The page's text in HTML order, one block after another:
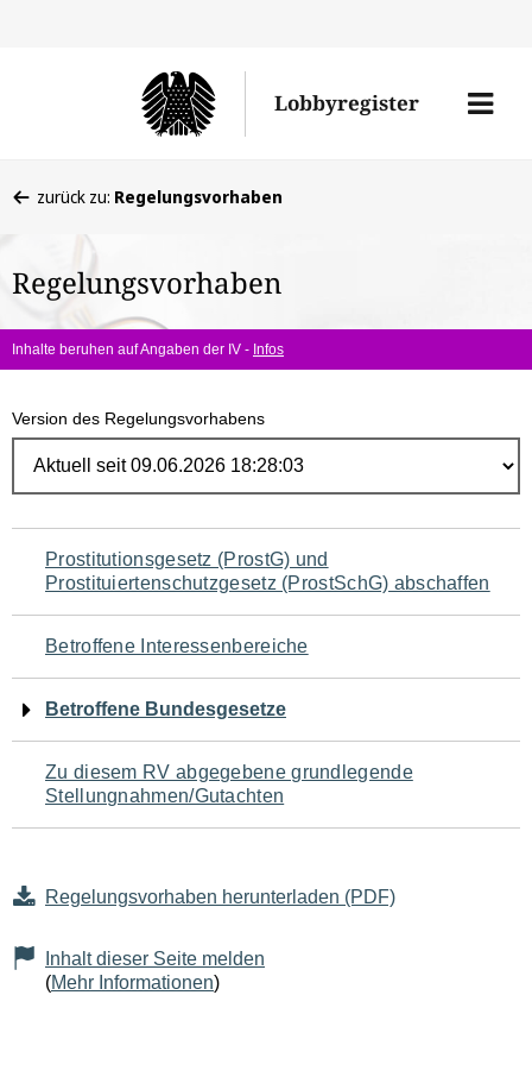
Lobbyregister
Menü
befinden
hier:
zurück zu: Regelungsvorhaben
Regelungsvorhaben
Inhalte beruhen auf Angaben der IV - Infos
Version des Regelungsvorhabens
Navigation
für
den
Seiteninhalt
Prostitutionsgesetz (ProstG) und
Prostituiertenschutzgesetz (ProstSchG) abschaffen
Betroffene Interessenbereiche
Betroffene Bundesgesetze
Zu diesem RV abgegebene grundlegende
Stellungnahmen/Gutachten
Regelungsvorhaben herunterladen (PDF)
Inhalt dieser Seite melden
(Mehr Informationen)